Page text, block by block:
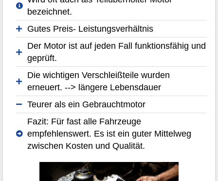
bezeichnet.
Gutes Preis- Leistungsverhältnis
Der Motor ist auf jeden Fall funktionsfähig und
geprüft.
Die wichtigen Verschleißteile wurden
erneuert. --> längere Lebensdauer
Teurer als ein Gebrauchtmotor
Fazit: Für fast alle Fahrzeuge
empfehlenswert. Es ist ein guter Mittelweg
zwischen Kosten und Qualität.